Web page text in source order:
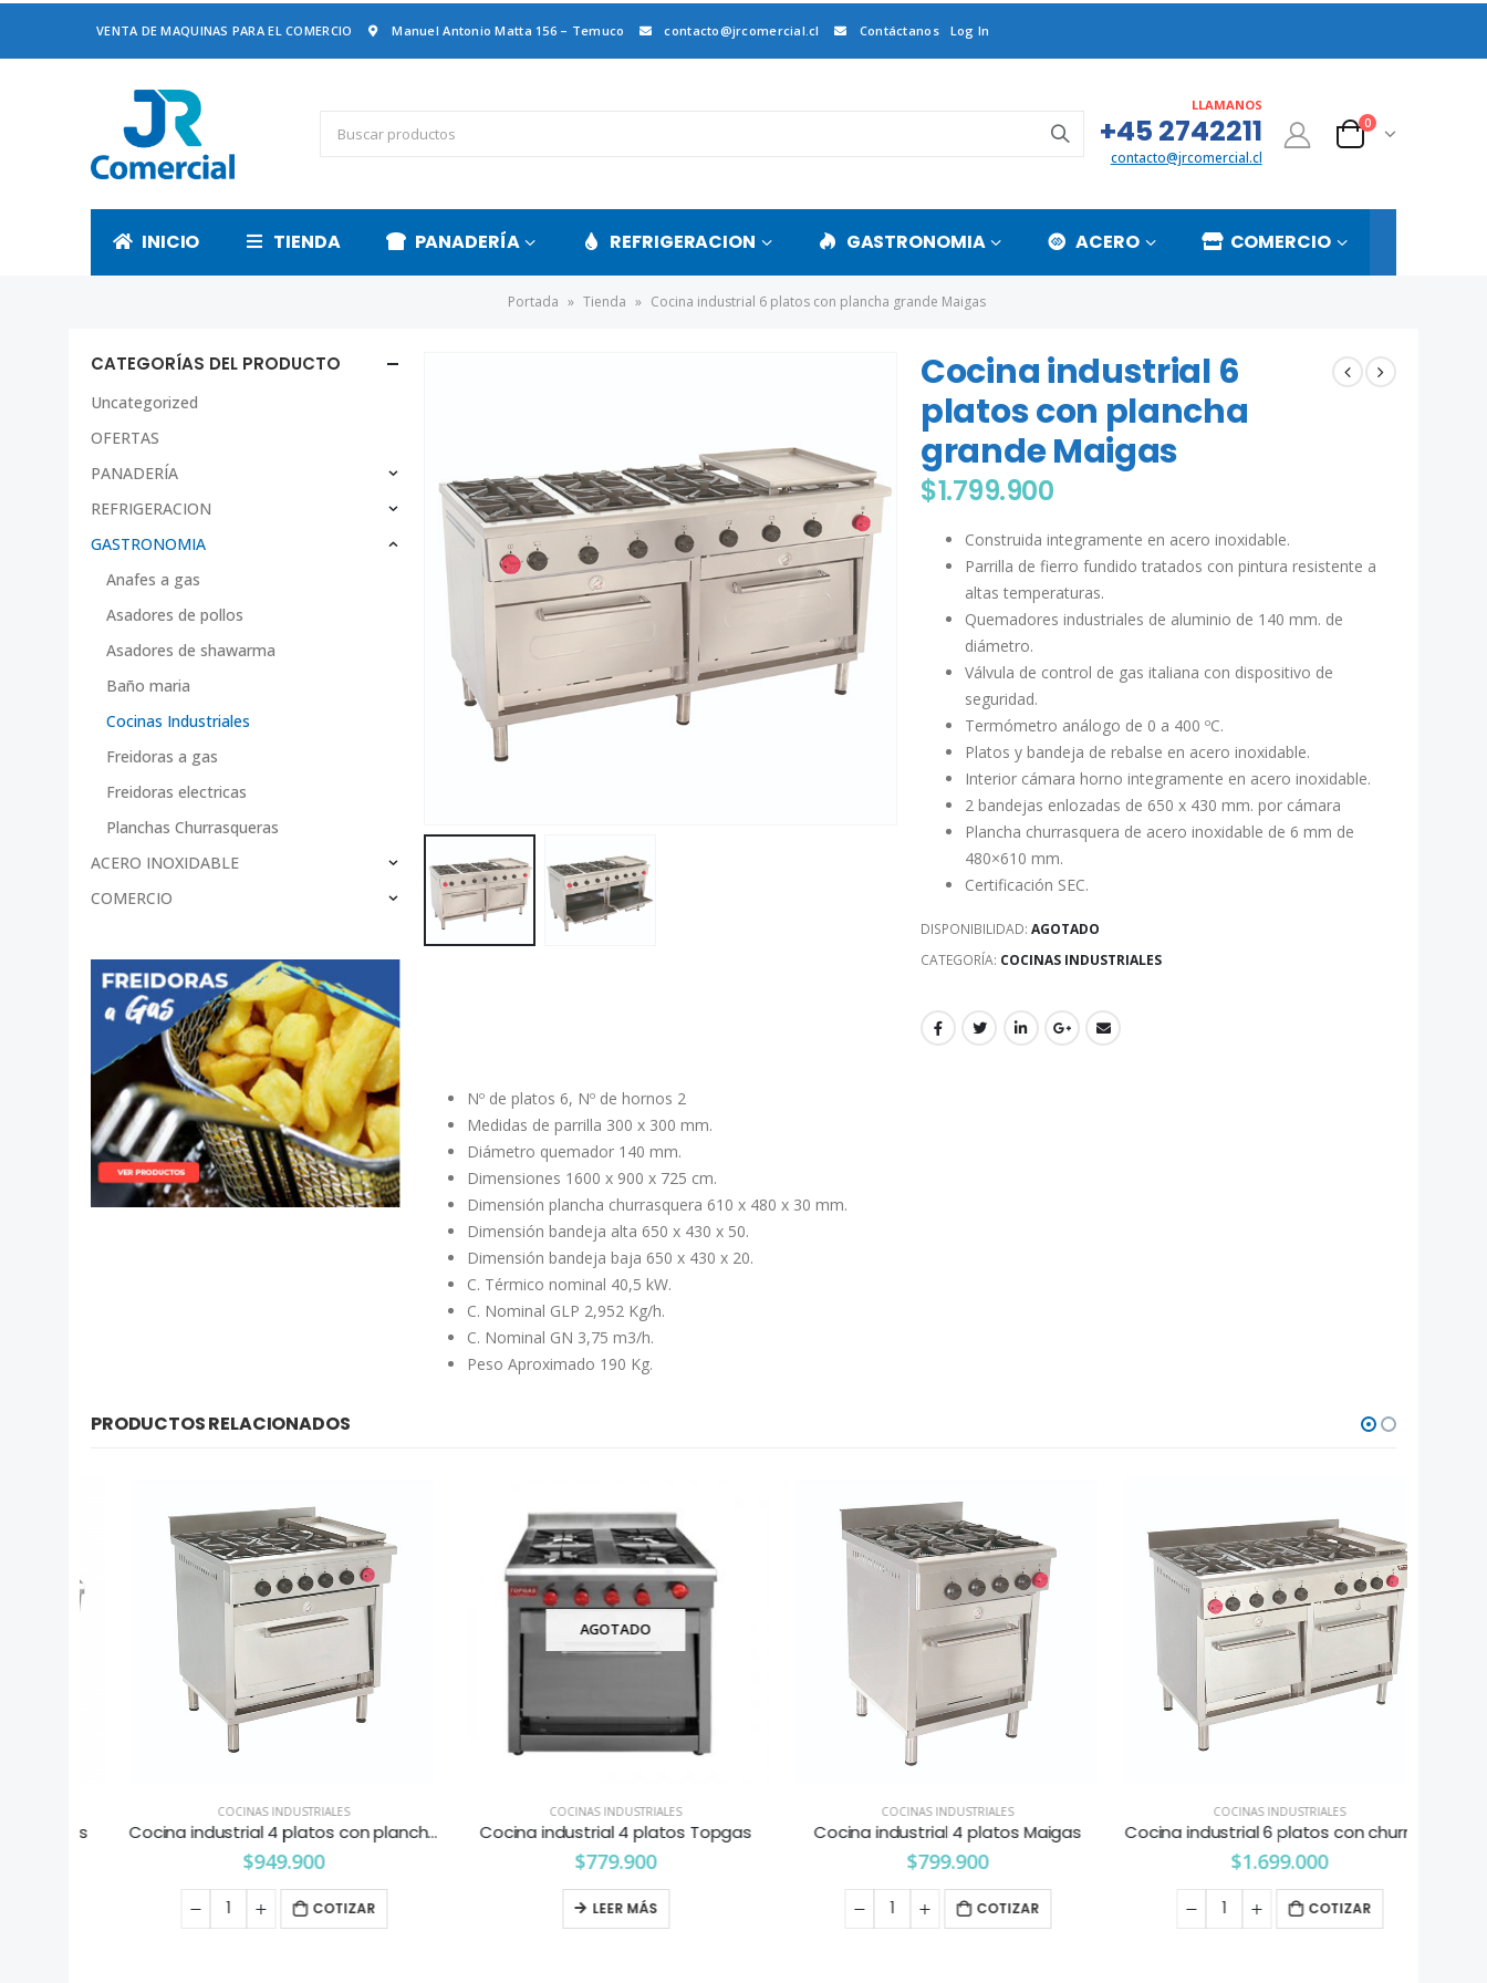
VENTA DE MAQUINAS PARA EL COMERCIO Manuel Antonio Matta 156 – Temuco contacto@jrcomercial.cl Contáctanos Log In
LLAMANOS
+45 2742211
contacto@jrcomercial.cl
0
INICIO TIENDA PANADERÍA REFRIGERACION GASTRONOMIA ACERO COMERCIO
Portada » Tienda » Cocina industrial 6 platos con plancha grande Maigas
Cocina industrial 6
platos con plancha
grande Maigas
$1.799.900
Construida integramente en acero inoxidable.
Parrilla de fierro fundido tratados con pintura resistente a
altas temperaturas.
Quemadores industriales de aluminio de 140 mm. de
diámetro.
Válvula de control de gas italiana con dispositivo de
seguridad.
Termómetro análogo de 0 a 400 ºC.
Platos y bandeja de rebalse en acero inoxidable.
Interior cámara horno integramente en acero inoxidable.
2 bandejas enlozadas de 650 x 430 mm. por cámara
Plancha churrasquera de acero inoxidable de 6 mm de
480×610 mm.
Certificación SEC.
DISPONIBILIDAD: AGOTADO
CATEGORÍA: COCINAS INDUSTRIALES
Nº de platos 6, Nº de hornos 2
Medidas de parrilla 300 x 300 mm.
Diámetro quemador 140 mm.
Dimensiones 1600 x 900 x 725 cm.
Dimensión plancha churrasquera 610 x 480 x 30 mm.
Dimensión bandeja alta 650 x 430 x 50.
Dimensión bandeja baja 650 x 430 x 20.
C. Térmico nominal 40,5 kW.
C. Nominal GLP 2,952 Kg/h.
C. Nominal GN 3,75 m3/h.
Peso Aproximado 190 Kg.
CATEGORÍAS DEL PRODUCTO
Uncategorized
OFERTAS
PANADERÍA
REFRIGERACION
GASTRONOMIA
Anafes a gas
Asadores de pollos
Asadores de shawarma
Baño maria
Cocinas Industriales
Freidoras a gas
Freidoras electricas
Planchas Churrasqueras
ACERO INOXIDABLE
COMERCIO
PRODUCTOS RELACIONADOS
COCINAS INDUSTRIALES
Cocina industrial 4 platos con plancha churrasquera Maigas
949.900
COTIZAR
AGOTADO
COCINAS INDUSTRIALES
Cocina industrial 4 platos Topgas
779.900
LEER MÁS
COCINAS INDUSTRIALES
Cocina industrial 4 platos Maigas
799.900
COTIZAR
COCINAS INDUSTRIALES
Cocina industrial 6 platos con churrasquera Maigas
1.699.000
COTIZAR